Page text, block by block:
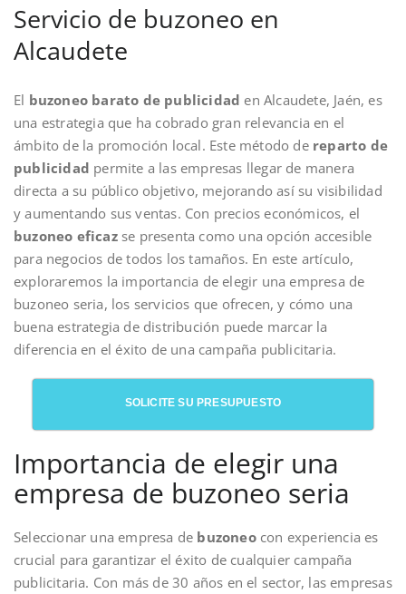
Servicio de buzoneo en
Alcaudete
El buzoneo barato de publicidad en Alcaudete, Jaén, es
una estrategia que ha cobrado gran relevancia en el
ámbito de la promoción local. Este método de reparto de
publicidad permite a las empresas llegar de manera
directa a su público objetivo, mejorando así su visibilidad
y aumentando sus ventas. Con precios económicos, el
buzoneo eficazse presenta como una opción accesible
para negocios de todos los tamaños. En este artículo,
exploraremos la importancia de elegir una empresa de
buzoneo seria, los servicios que ofrecen, y cómo una
buena estrategia de distribución puede marcar la
diferencia en el éxito de una campaña publicitaria.
SOLICITE SU PRESUPUESTO
Importancia de elegir una
empresa de buzoneo seria
Seleccionar una empresa de buzoneocon experiencia es
crucial para garantizar el éxito de cualquier campaña
publicitaria. Con más de 30 años en el sector, las empresas